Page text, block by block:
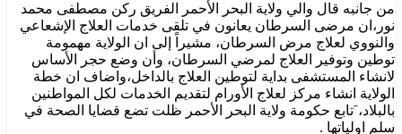
من جانبه قال والي ولاية البحر الأحمر الفريق ركن مصطفى محمد
نور،ان مرضى السرطان يعانون في تلقى خدمات العلاج الإشعاعي
والنووي لعلاج مرض السرطان، مشيراً إلى ان الولاية مهمومة
توطين وتوفير العلاج لمرضي السرطان، وأن وضع حجر الأساس
لانشاء المستشفى بداية لتوطين العلاج بالداخل،واضاف ان خطة
الولاية انشاء مركز لعلاج الأورام لتقديم الخدمات لكل المواطنين
بالبلاد، َتابع حكومة ولاية البحر الأحمر ظلت تضع قضايا الصحة في
سلم اولياتها .